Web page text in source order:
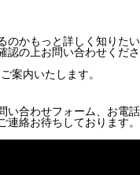
のかもっと詳しく知りたい
認の上お問い合わせくださ
案内いたします。
い合わせフォーム、お電話
絡お待ちしております。